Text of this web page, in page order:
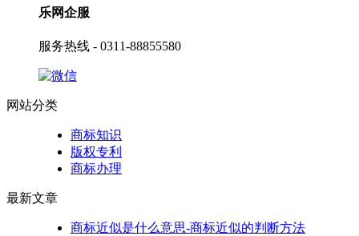
乐网企服
服务热线 - 0311-88855580
网站分类
商标知识
版权专利
商标办理
最新文章
商标近似是什么意思-商标近似的判断方法